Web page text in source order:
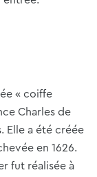
« coiffe
Charles de
Elle a été créée
en 1626.
fut réalisée à